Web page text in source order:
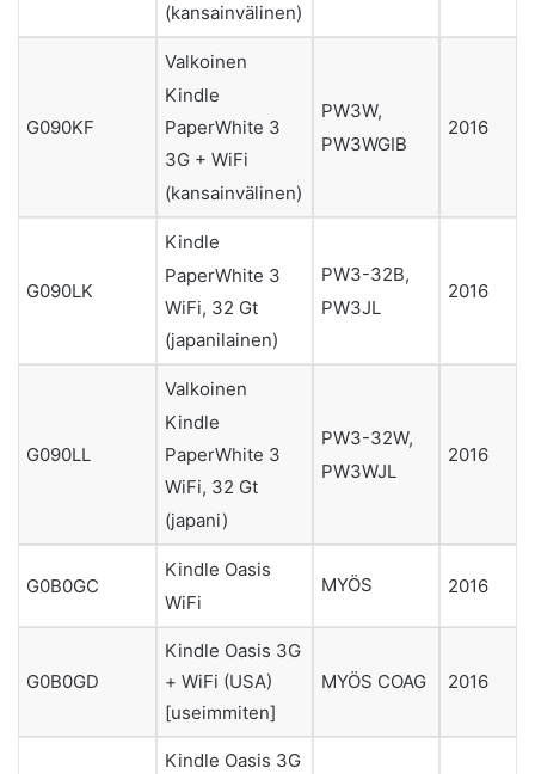
(kansainvälinen)
G090KF
Valkoinen
Kindle
PaperWhite 3
3G + WiFi
(kansainvälinen)
PW3W,
PW3WGIB
2016
G090LK
Kindle
PaperWhite 3
WiFi, 32 Gt
(japanilainen)
PW3-32B,
PW3JL
2016
G090LL
Valkoinen
Kindle
PaperWhite 3
WiFi, 32 Gt
(japani)
PW3-32W,
PW3WJL
2016
G0B0GC
Kindle Oasis
WiFi
MYÖS 2016
G0B0GD
Kindle Oasis 3G
+ WiFi (USA)
[useimmiten]
MYÖS COAG 2016
Kindle Oasis 3G